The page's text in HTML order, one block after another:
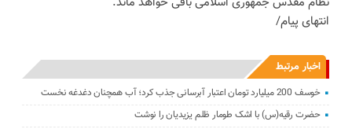
انتهای پیام/
اخبار مرتبط
خوسف 200 میلیارد تومان اعتبار آبرسانی جذب کرد؛ آب همچنان دغدغه نخست
حضرت رقیه(س) با اشک طومار ظلم یزیدیان را نوشت